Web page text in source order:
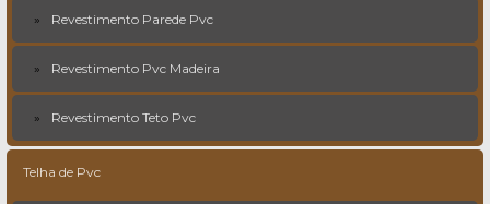
Revestimento Parede Pvc
Revestimento Pvc Madeira
Revestimento Teto Pvc
Telha de Pvc